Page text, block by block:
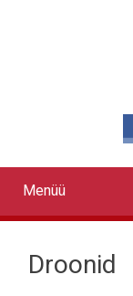
Primary
links
Menüü
Droonid